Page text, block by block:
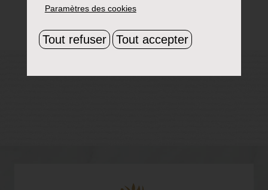
Paramètres des cookies
Tout refuser Tout accepter